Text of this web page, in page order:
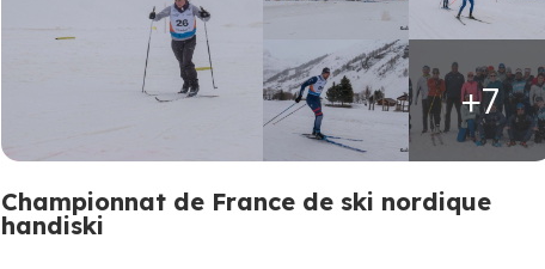
+7
Championnat de France de ski nordique
handiski